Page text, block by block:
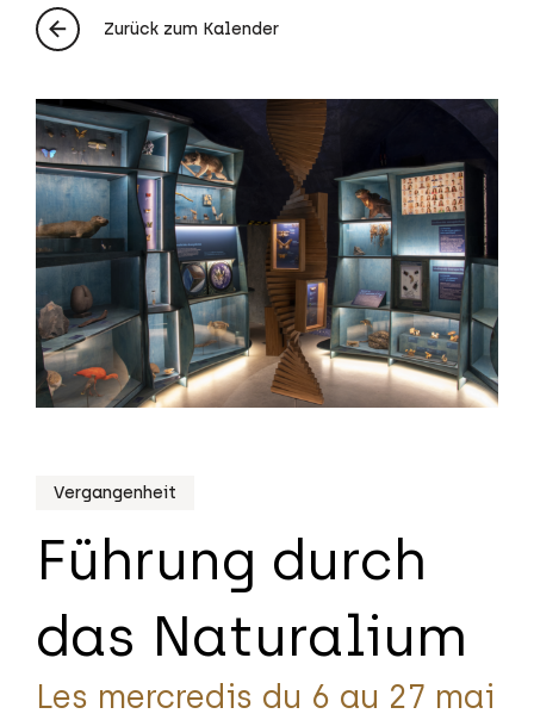
Zurück zum Kalender
Vergangenheit
Führung durch
das Naturalium
Les mercredis du 6 au 27 mai